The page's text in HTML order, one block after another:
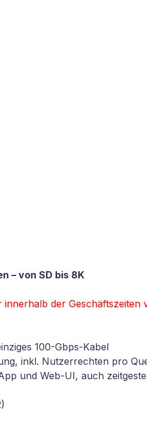
– von SD bis 8K
der
100-Gbps-Kabel
inkl. Nutzerrechten pro
und Web-UI, auch